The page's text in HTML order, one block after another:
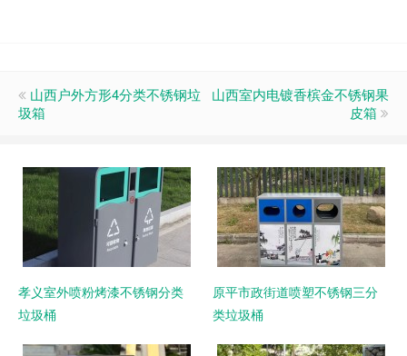
山西户外方形4分类不锈钢垃
圾箱
山西室内电镀香槟金不锈钢果
皮箱
孝义室外喷粉烤漆不锈钢分类
垃圾桶
原平市政街道喷塑不锈钢三分
类垃圾桶